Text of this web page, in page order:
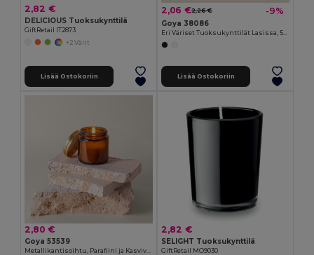
2,82 €
DELICIOUS Tuoksukynttilä
GiftRetail IT2873
+2 Värit
Lisää Ostokoriin
2,06 €2,26 € -9%
Goya 38086
Eri Väriset Tuoksukynttilät Lasissa, 55g SCENT
Lisää Ostokoriin
2,80 €
Goya 53539
2,82 €
SELIGHT Tuoksukynttilä
GiftRetail MO9030